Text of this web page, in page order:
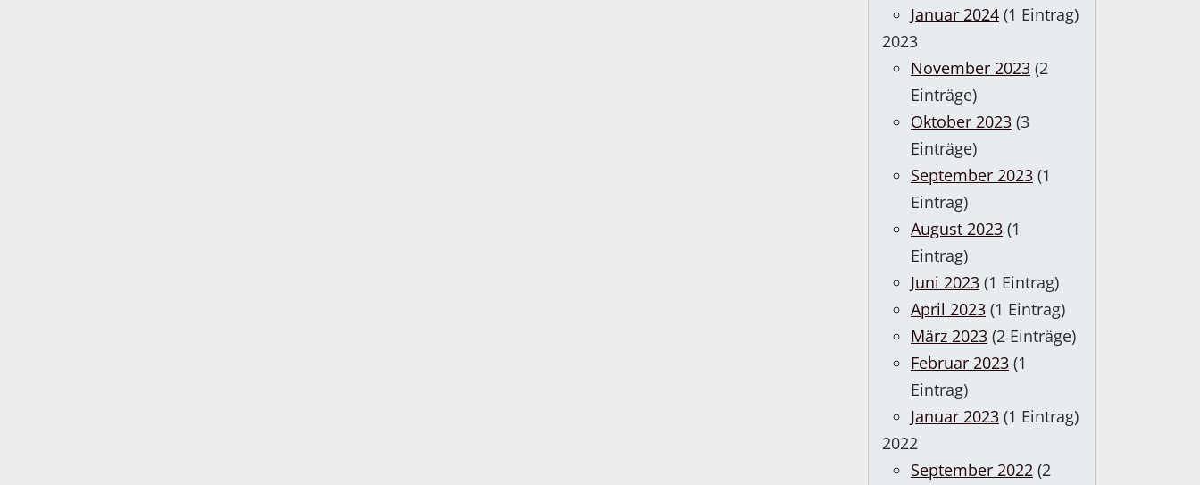
Januar 2024 (1 Eintrag)
2023
November 2023 (2
Einträge)
Oktober 2023 (3
Einträge)
September 2023 (1
Eintrag)
August 2023 (1
Eintrag)
Juni 2023 (1 Eintrag)
April 2023 (1 Eintrag)
März 2023 (2 Einträge)
Februar 2023 (1
Eintrag)
Januar 2023 (1 Eintrag)
2022
September 2022 (2